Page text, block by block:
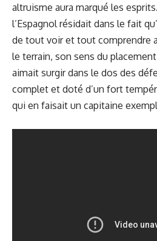
altruisme aura marqué les
l’Espagnol résidait dans le fait
de tout voir et tout comprendre
le terrain, son sens du
aimait surgir dans le dos des
complet et doté d’un fort
qui en faisait un capitaine